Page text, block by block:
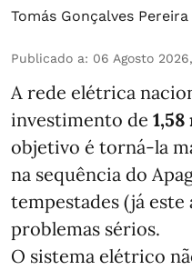
Tomás Gonçalves Pereira
Publicado a: 06 Agosto
A rede elétrica
investimento de
objetivo é torná-la
na sequência do
tempestades (já este
problemas sérios.
O sistema elétrico